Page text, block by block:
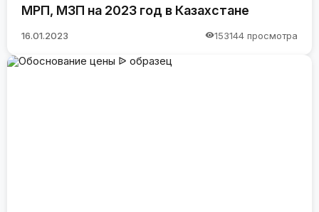
МРП, МЗП на 2023 год в Казахстане
16.01.2023 153144 просмотра